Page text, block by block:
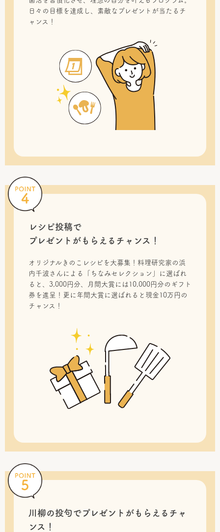
日々の目標を達成し、素敵なプレゼントが当たるチ
ャンス！
レシピ投稿で
プレゼントがもらえるチャンス！
オリジナルきのこレシピを大募集！料理研究家の浜
内千波さんによる「ちなみセレクション」に選ばれ
ると、3,000円分、月間大賞には10,000円分のギフト
券を進呈！更に年間大賞に選ばれると現金10万円の
チャンス！
川柳の投句でプレゼントがもらえるチャ
ンス！